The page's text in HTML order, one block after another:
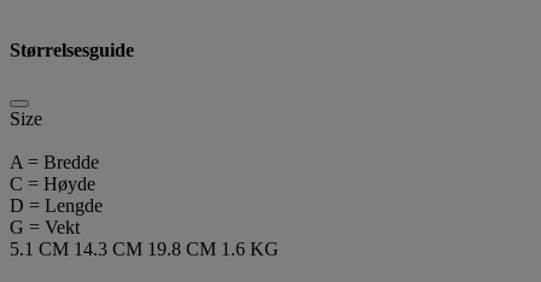
Størrelsesguide
Size
A = Bredde
C = Høyde
D = Lengde
G = Vekt
5.1 CM 14.3 CM 19.8 CM 1.6 KG